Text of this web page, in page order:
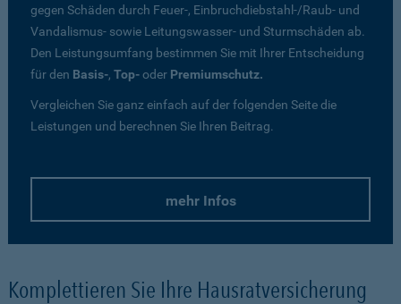
gegen Schäden durch Feuer-, Einbruchdiebstahl-/Raub- und
Vandalismus- sowie Leitungswasser- und Sturmschäden ab.
Den Leistungsumfang bestimmen Sie mit Ihrer Entscheidung
für den Basis-, Top-oder Premiumschutz.
Vergleichen Sie ganz einfach auf der folgenden Seite die
Leistungen und berechnen Sie Ihren Beitrag.
mehr Infos
Komplettieren Sie Ihre Hausratversicherung